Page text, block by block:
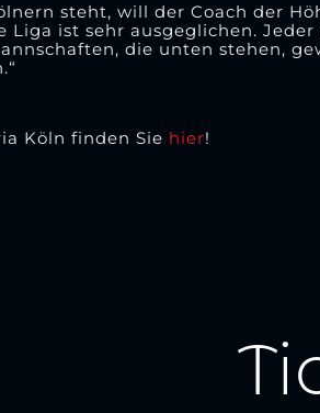
steht, will der Coach der
Liga ist sehr ausgeglichen.
die unten stehen,
Köln finden Sie hier!